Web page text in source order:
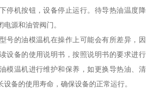
停机按钮，设备停止运行。待导热油温度降
源和油管阀门。
号的油模温机在操作上可能会有所差异，因
设备的使用说明书，按照说明书的要求进行
模温机进行维护和保养，如更换导热油、清
备的使用寿命，确保设备的正常运行。